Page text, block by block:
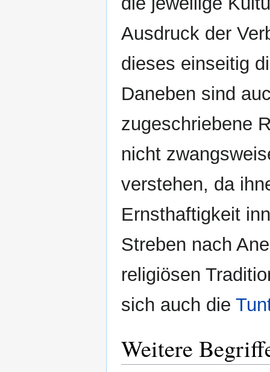
Ausdruck der
dieses einseitig
Daneben sind
zugeschriebene
nicht
verstehen, da
Ernsthaftigkeit
Streben nach
religiösen
sich auch die
Weitere